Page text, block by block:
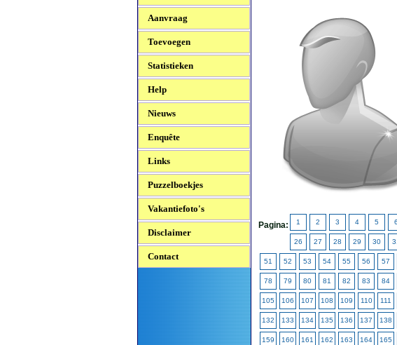
Aanvraag
Toevoegen
Statistieken
Help
Nieuws
Enquête
Links
Puzzelboekjes
Vakantiefoto's
Disclaimer
Contact
Pagina: 1 2 3 4 5 6
26 27 28 29 30
51 52 53 54 55 56 57
78 79 80 81 82 83 84
105 106 107 108 109 110 111
132 133 134 135 136 137 138
159 160 161 162 163 164 165